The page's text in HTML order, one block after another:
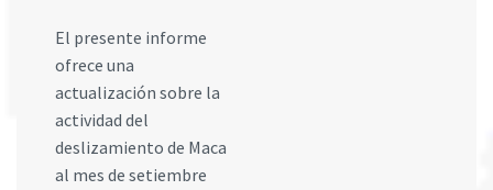
El presente informe
ofrece una
actualización sobre la
actividad del
deslizamiento de Maca
al mes de setiembre